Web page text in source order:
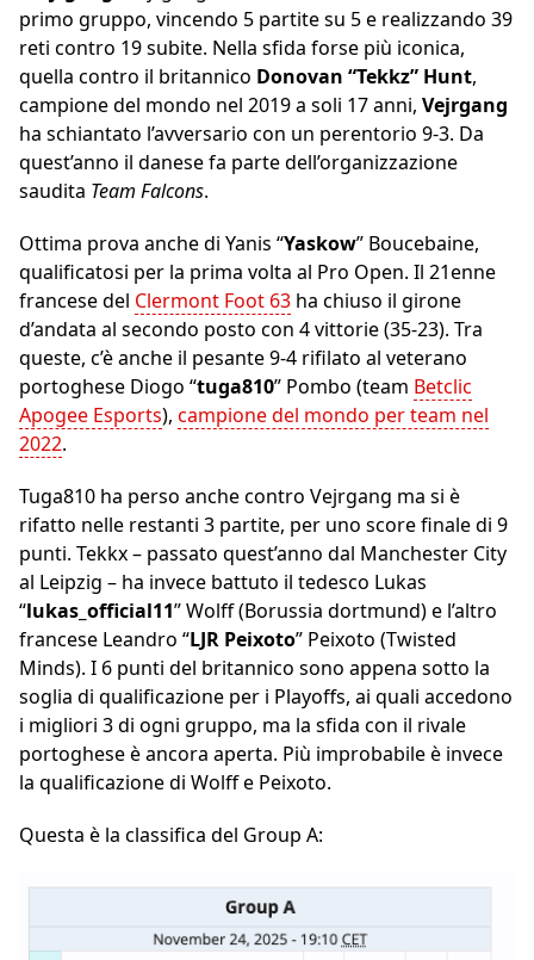
primo gruppo, vincendo 5 partite su 5 e realizzando 39
reti contro 19 subite. Nella sfida forse più iconica,
quella contro il britannico Donovan “Tekkz” Hunt,
campione del mondo nel 2019 a soli 17 anni, Vejrgang
ha schiantato l’avversario con un perentorio 9-3. Da
quest’anno il danese fa parte dell’organizzazione
saudita Team Falcons.
Ottima prova anche di Yanis “Yaskow” Boucebaine,
qualificatosi per la prima volta al Pro Open. Il 21enne
francese del Clermont Foot 63 ha chiuso il girone
d’andata al secondo posto con 4 vittorie (35-23). Tra
queste, c’è anche il pesante 9-4 rifilato al veterano
portoghese Diogo “tuga810” Pombo (team Betclic
Apogee Esports), campione del mondo per team nel
2022.
Tuga810 ha perso anche contro Vejrgang ma si è
rifatto nelle restanti 3 partite, per uno score finale di 9
punti. Tekkx – passato quest’anno dal Manchester City
al Leipzig – ha invece battuto il tedesco Lukas
“lukas_official11” Wolff (Borussia dortmund) e l’altro
francese Leandro “LJR Peixoto” Peixoto (Twisted
Minds). I 6 punti del britannico sono appena sotto la
soglia di qualificazione per i Playoffs, ai quali accedono
i migliori 3 di ogni gruppo, ma la sfida con il rivale
portoghese è ancora aperta. Più improbabile è invece
la qualificazione di Wolff e Peixoto.
Questa è la classifica del Group A: